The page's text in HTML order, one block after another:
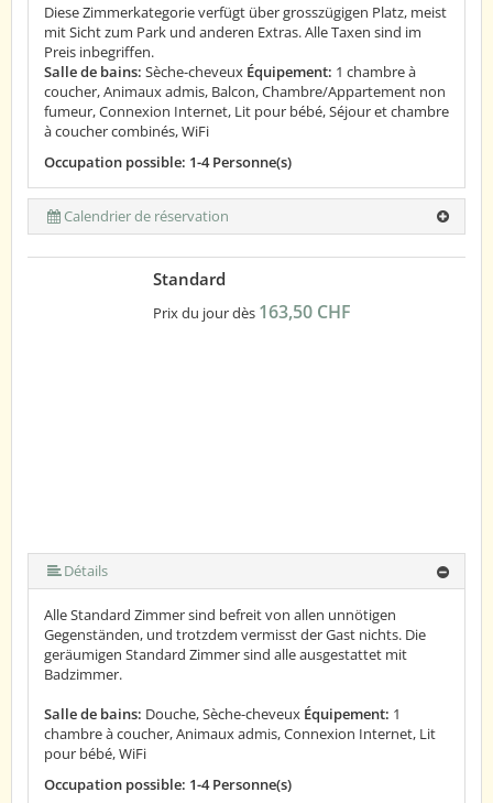
Diese Zimmerkategorie verfügt über grosszügigen Platz, meist
mit Sicht zum Park und anderen Extras. Alle Taxen sind im
Preis inbegriffen.
Salle de bains: Sèche-cheveux Équipement: 1 chambre à
coucher, Animaux admis, Balcon, Chambre/Appartement non
fumeur, Connexion Internet, Lit pour bébé, Séjour et chambre
à coucher combinés, WiFi
Occupation possible: 1-4 Personne(s)
Calendrier de réservation
Standard
Prix du jour dès 163,50 CHF
Détails
Alle Standard Zimmer sind befreit von allen unnötigen
Gegenständen, und trotzdem vermisst der Gast nichts. Die
geräumigen Standard Zimmer sind alle ausgestattet mit
Badzimmer.
Salle de bains: Douche, Sèche-cheveux Équipement: 1
chambre à coucher, Animaux admis, Connexion Internet, Lit
pour bébé, WiFi
Occupation possible: 1-4 Personne(s)